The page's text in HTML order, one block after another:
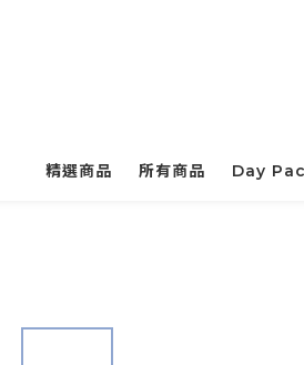
精選商品 所有商品 Day